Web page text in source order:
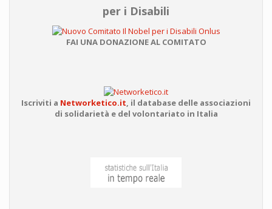
per i Disabili
FAI UNA DONAZIONE AL COMITATO
Iscriviti a Networketico.it, il database delle associazioni
di solidarietà e del volontariato in Italia